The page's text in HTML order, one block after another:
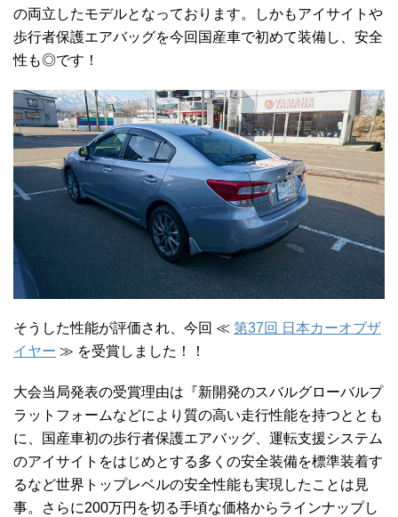
の両立したモデルとなっております。しかもアイサイトや
歩行者保護エアバッグを今回国産車で初めて装備し、安全
性も◎です！
そうした性能が評価され、今回 ≪ 第37回 日本カーオブザ
イヤー ≫ を受賞しました！！
大会当局発表の受賞理由は『新開発のスバルグローバルプ
ラットフォームなどにより質の高い走行性能を持つととも
に、国産車初の歩行者保護エアバッグ、運転支援システム
のアイサイトをはじめとする多くの安全装備を標準装着す
るなど世界トップレベルの安全性能も実現したことは見
事。さらに200万円を切る手頃な価格からラインナップし